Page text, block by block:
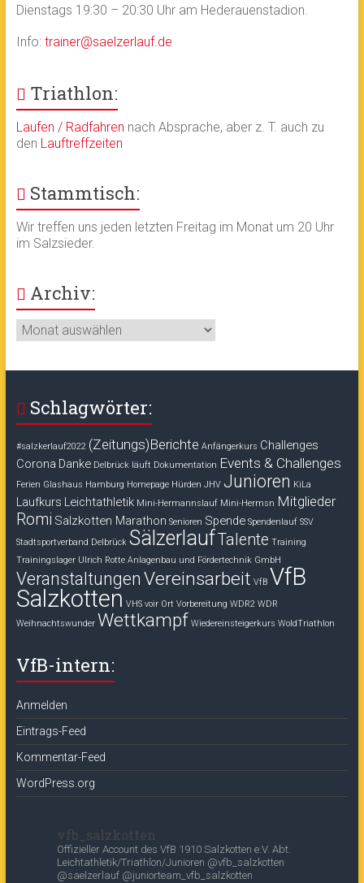
Dienstags 19:30 – 20:30 Uhr am Hederauenstadion.
Info: trainer@saelzerlauf.de
Triathlon:
Laufen / Radfahren nach Absprache, aber z. T. auch zu
den Lauftreffzeiten
Stammtisch:
Wir treffen uns jeden letzten Freitag im Monat um 20 Uhr
im Salzsieder.
Archiv:
Archiv:
Schlagwörter:
#salzkerlauf2022 (Zeitungs)Berichte Anfängerkurs Challenges
Corona Danke Delbrück läuft Dokumentation Events & Challenges
Ferien Glashaus Hamburg Homepage Hürden JHV Junioren KiLa
Laufkurs Leichtathletik Mini-Hermannslauf Mini-Hermsn Mitglieder
Romi Salzkotten Marathon Senioren Spende Spendenlauf SSV
Stadtsportverband Delbrück SälzerlaufTalente Training
Trainingslager Ulrich Rotte Anlagenbau und Fördertechnik GmbH
Veranstaltungen Vereinsarbeit VfB VfB
Salzkotten VHS voir Ort Vorbereitung WDR2 WDR
Weihnachtswunder Wettkampf Wiedereinsteigerkurs WoldTriathlon
VfB-intern:
Anmelden
Eintrags-Feed
Kommentar-Feed
WordPress.org
vfb_salzkotten
Offizieller Account des VfB 1910 Salzkotten e.V. Abt.
Leichtathletik/Triathlon/Junioren @vfb_salzkotten
@saelzerlauf @juniorteam_vfb_salzkotten